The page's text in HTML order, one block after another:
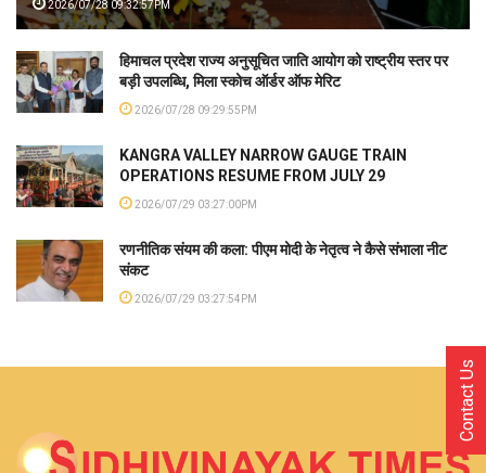
2026/07/28 09:32:57PM
हिमाचल प्रदेश राज्य अनुसूचित जाति आयोग को राष्ट्रीय स्तर पर
बड़ी उपलब्धि, मिला स्कोच ऑर्डर ऑफ मेरिट
2026/07/28 09:29:55PM
KANGRA VALLEY NARROW GAUGE TRAIN
OPERATIONS RESUME FROM JULY 29
2026/07/29 03:27:00PM
रणनीतिक संयम की कला: पीएम मोदी के नेतृत्व ने कैसे संभाला नीट
संकट
2026/07/29 03:27:54PM
Contact Us